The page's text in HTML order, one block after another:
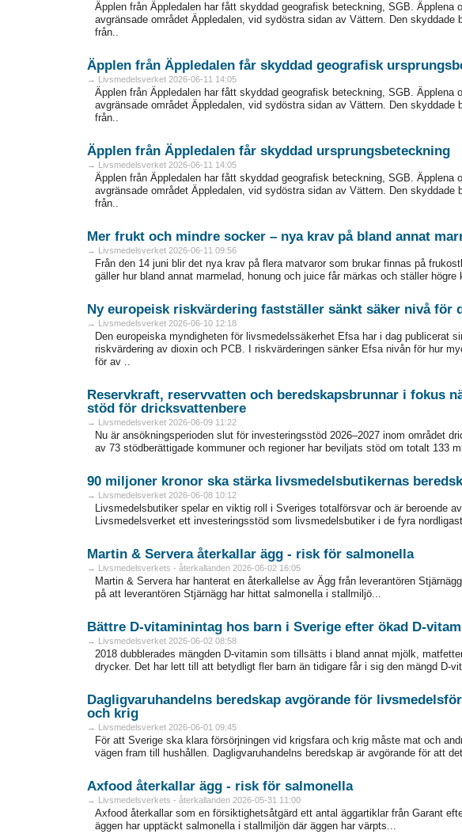
Äpplen från Äppledalen har fått skyddad geografisk beteckning, SGB. Äpplena
avgränsade området Äppledalen, vid sydöstra sidan av Vättern. Den skyddade
från..
Äpplen från Äppledalen får skyddad geografisk
→ Livsmedelsverket 2026-06-11 14:05
Äpplen från Äppledalen har fått skyddad geografisk beteckning, SGB. Äpplena
avgränsade området Äppledalen, vid sydöstra sidan av Vättern. Den skyddade
från..
Äpplen från Äppledalen får skyddad ursprungsbeteckning
→ Livsmedelsverket 2026-06-11 14:05
Äpplen från Äppledalen har fått skyddad geografisk beteckning, SGB. Äpplena
avgränsade området Äppledalen, vid sydöstra sidan av Vättern. Den skyddade
från..
Mer frukt och mindre socker – nya krav på bland annat
→ Livsmedelsverket 2026-06-11 09:56
Från den 14 juni blir det nya krav på flera matvaror som brukar finnas på
gäller hur bland annat marmelad, honung och juice får märkas och ställer högre
Ny europeisk riskvärdering fastställer sänkt säker nivå för
→ Livsmedelsverket 2026-06-10 12:18
Den europeiska myndigheten för livsmedelssäkerhet Efsa har i dag publicerat
riskvärdering av dioxin och PCB. I riskvärderingen sänker Efsa nivån för hur
för av ..
Reservkraft, reservvatten och beredskapsbrunnar i fokus
stöd för dricksvattenbere
→ Livsmedelsverket 2026-06-09 11:22
Nu är ansökningsperioden slut för investeringsstöd 2026–2027 inom området
av 73 stödberättigade kommuner och regioner har beviljats stöd om totalt 133
90 miljoner kronor ska stärka livsmedelsbutikernas
→ Livsmedelsverket 2026-06-08 10:12
Livsmedelsbutiker spelar en viktig roll i Sveriges totalförsvar och är beroende
Livsmedelsverket ett investeringsstöd som livsmedelsbutiker i de fyra
Martin & Servera återkallar ägg - risk för salmonella
→ Livsmedelsverkets - återkallanden 2026-06-02 16:05
Martin & Servera har hanterat en återkallelse av Ägg från leverantören
på att leverantören Stjärnägg har hittat salmonella i stallmiljö...
Bättre D-vitaminintag hos barn i Sverige efter ökad D-
→ Livsmedelsverket 2026-06-02 08:58
2018 dubblerades mängden D-vitamin som tillsätts i bland annat mjölk,
drycker. Det har lett till att betydligt fler barn än tidigare får i sig den mängd D-
Dagligvaruhandelns beredskap avgörande för
och krig
→ Livsmedelsverket 2026-06-01 09:45
För att Sverige ska klara försörjningen vid krigsfara och krig måste mat och
vägen fram till hushållen. Dagligvaruhandelns beredskap är avgörande för att
Axfood återkallar ägg - risk för salmonella
→ Livsmedelsverkets - återkallanden 2026-05-31 11:00
Axfood återkallar som en försiktighetsåtgärd ett antal äggartiklar från Garant
äggen har upptäckt salmonella i stallmiljön där äggen har värpts...